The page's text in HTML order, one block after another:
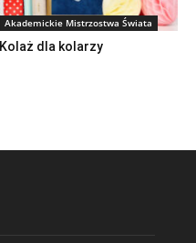
Akademickie Mistrzostwa Świata
Kolaż dla kolarzy